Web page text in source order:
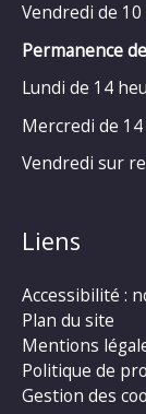
Vendredi de
Permanence
Lundi de 14
Mercredi de
Vendredi sur
Liens
Accessibilité :
Plan du site
Mentions
Politique de
Gestion des